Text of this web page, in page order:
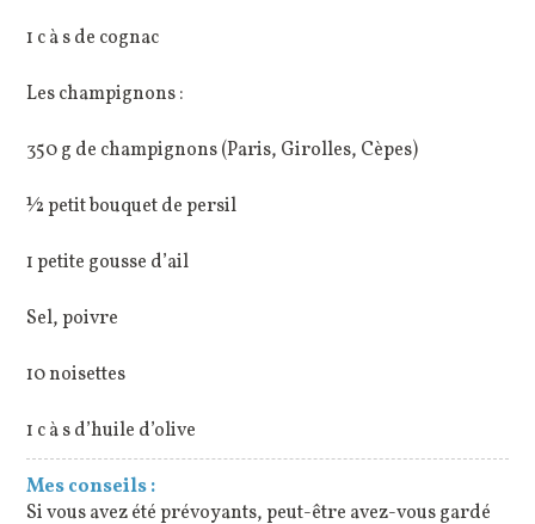
1 c à s de cognac
Les champignons :
350 g de champignons (Paris, Girolles, Cèpes)
½ petit bouquet de persil
1 petite gousse d’ail
Sel, poivre
10 noisettes
1 c à s d’huile d’olive
Mes conseils :
Si vous avez été prévoyants, peut-être avez-vous gardé